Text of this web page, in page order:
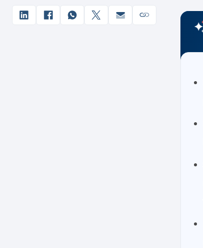
Produk
d. Menunjukkan Keunggulan